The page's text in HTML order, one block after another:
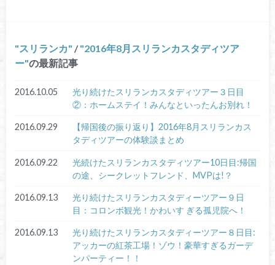
スリランカ / 2016年8月スリランカスタディツア
ー の最新記事
2016.10.05
光り続けたスリランカスタディツアー３日目
②：ホームステイ！みんなといったんお別れ！
2016.09.29
【帰国後の振り返り】2016年8月スリランカス
タディツアーの体験談まとめ
2016.09.22
光続けたスリランカスタディツアー10日目:帰国
の途、シークレットフレンド、MVPは!？
2016.09.13
光り続けたスリランカスタディーツアー９日
目：コロンボ観光！かわいす ぎる孤児院へ！
2016.09.13
光り続けたスリランカスタディーツアー８日目:
アッカーの紅茶工場！ゾウ！豪華すぎるガーデ
ンパーティー！！